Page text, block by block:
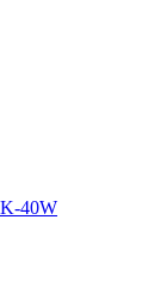
40W